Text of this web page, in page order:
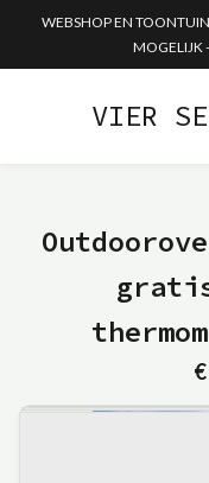
WEBSHOP EN
MOGELIJK
VIER